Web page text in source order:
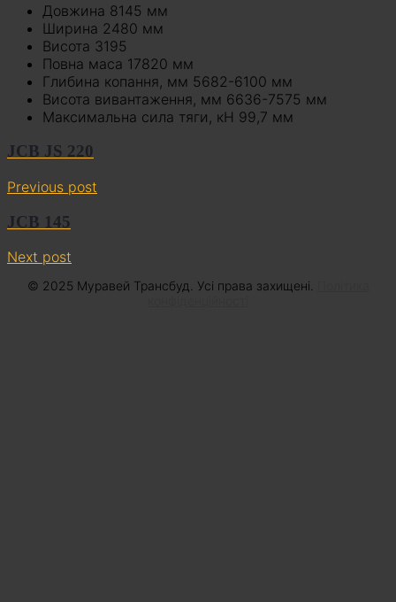
Довжина 8145 мм
Ширина 2480 мм
Висота 3195
Повна маса 17820 мм
Глибина копання, мм 5682-6100 мм
Висота вивантаження, мм 6636-7575 мм
Максимальна сила тяги, кН 99,7 мм
JCB JS 220
Previous post
JCB 145
Next post
© 2025 Муравей Трансбуд. Усі права захищені.